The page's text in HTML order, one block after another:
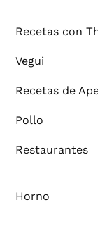
Recetas con
Vegui
Recetas de
Pollo
Restaurantes
Horno